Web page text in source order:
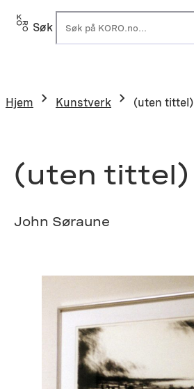
Hopp
Søk
Hjem Kunstverk (uten tittel)
(uten tittel)
John Søraune